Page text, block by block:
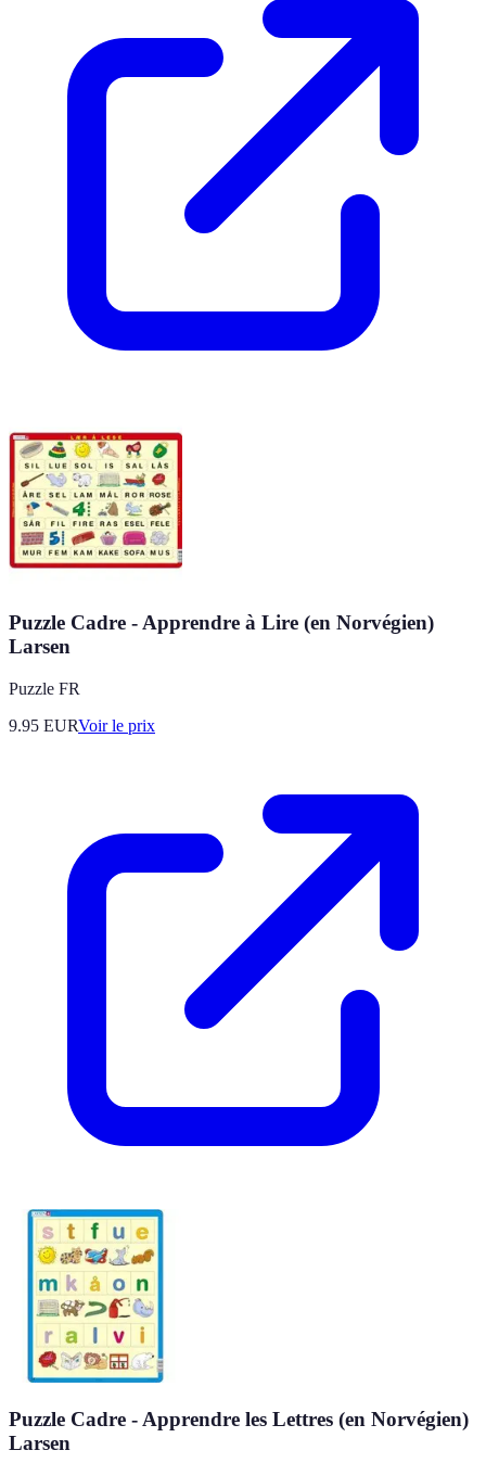
Puzzle Cadre - Apprendre à Lire (en Norvégien)
Larsen
Puzzle FR
9.95 EURVoir le prix
Puzzle Cadre - Apprendre les Lettres (en Norvégien)
Larsen